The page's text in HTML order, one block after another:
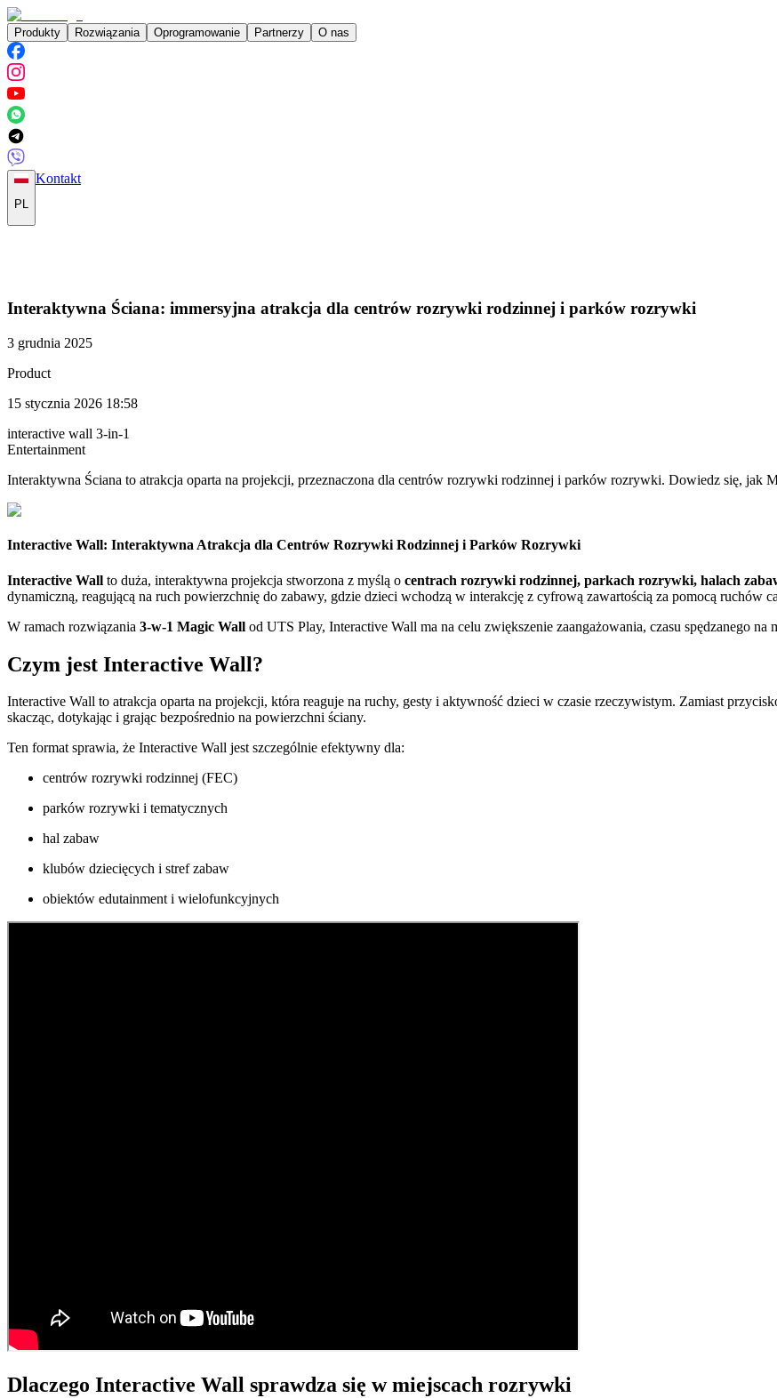
Produkty Rozwiązania Oprogramowanie Partnerzy O nas
PL
Kontakt
Interaktywna Ściana: immersyjna atrakcja dla centrów rozrywki rodzinnej i parków rozrywki
3 grudnia 2025
Product
15 stycznia 2026 18:58
interactive wall 3-in-1
Entertainment
Interaktywna Ściana to atrakcja oparta na projekcji, przeznaczona dla centrów rozrywki rodzinnej i parków rozrywki. Dowiedz się, jak
Interactive Wall: Interaktywna Atrakcja dla Centrów Rozrywki Rodzinnej i Parków Rozrywki
Interactive Wall to duża, interaktywna projekcja stworzona z myślą o centrach rozrywki rodzinnej, parkach rozrywki, halach
dynamiczną, reagującą na ruch powierzchnię do zabawy, gdzie dzieci wchodzą w interakcję z cyfrową zawartością za pomocą ruchów
W ramach rozwiązania 3-w-1 Magic Wall od UTS Play, Interactive Wall ma na celu zwiększenie zaangażowania, czasu spędzanego
Czym jest Interactive Wall?
Interactive Wall to atrakcja oparta na projekcji, która reaguje na ruchy, gesty i aktywność dzieci w czasie rzeczywistym. Zamiast
skacząc, dotykając i grając bezpośrednio na powierzchni ściany.
Ten format sprawia, że Interactive Wall jest szczególnie efektywny dla:
centrów rozrywki rodzinnej (FEC)
parków rozrywki i tematycznych
hal zabaw
klubów dziecięcych i stref zabaw
obiektów edutainment i wielofunkcyjnych
Dlaczego Interactive Wall sprawdza się w miejscach rozrywki